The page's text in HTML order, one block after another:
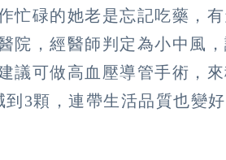
忙碌的她老是忘記吃藥，
院，經醫師判定為小中風
議可做高血壓導管手術，
3顆，連帶生活品質也變